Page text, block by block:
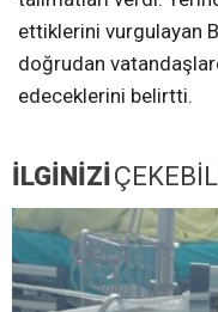
ettiklerini vurgulayan
doğrudan
edeceklerini belirtti.
İLGİNİZİ